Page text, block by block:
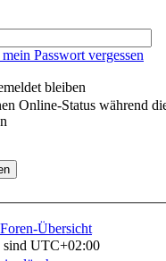
Passwort vergessen
bleiben
Online-Status während
Foren-Übersicht
UTC+02:00